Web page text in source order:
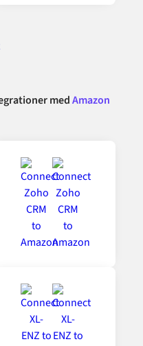
medAmazon